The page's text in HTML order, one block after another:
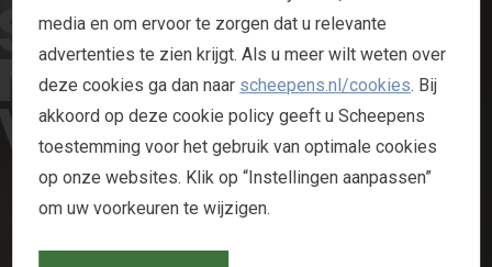
TART
ETEEN
OORSPRONG
BRABANTSTAD
media en om ervoor te zorgen dat u relevante
advertenties te zien krijgt. Als u meer wilt weten over
deze cookies ga dan naar scheepens.nl/cookies. Bij
akkoord op deze cookie policy geeft u Scheepens
toestemming voor het gebruik van optimale cookies
op onze websites. Klik op “Instellingen aanpassen”
om uw voorkeuren te wijzigen.